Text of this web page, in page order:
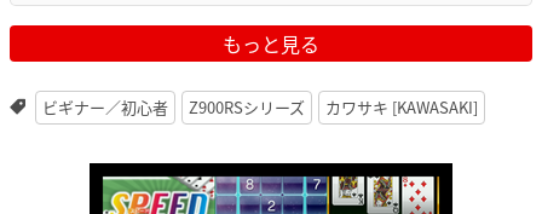
もっと見る
ビギナー／初心者 Z900RSシリーズ カワサキ [KAWASAKI]